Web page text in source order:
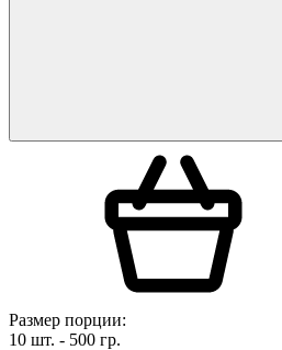
Размер порции:
10 шт. - 500 гр.